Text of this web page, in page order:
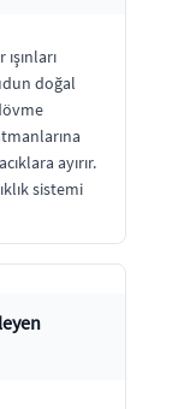
doğal
ayırır.
sistemi